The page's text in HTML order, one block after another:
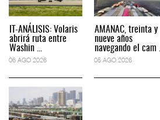
IT-ANÁLISIS: Volaris
abrirá ruta entre
Washin ...
06 AGO 2026
AMANAC, treinta y
nueve años
navegando el cam ...
05 AGO 2026